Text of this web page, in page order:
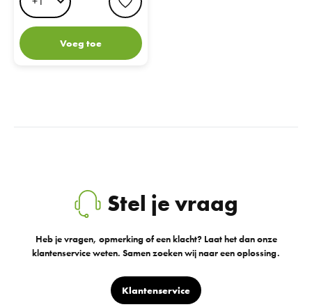
Voeg toe
Stel je vraag
Heb je vragen, opmerking of een klacht? Laat het dan onze
klantenservice weten. Samen zoeken wij naar een oplossing.
Klantenservice